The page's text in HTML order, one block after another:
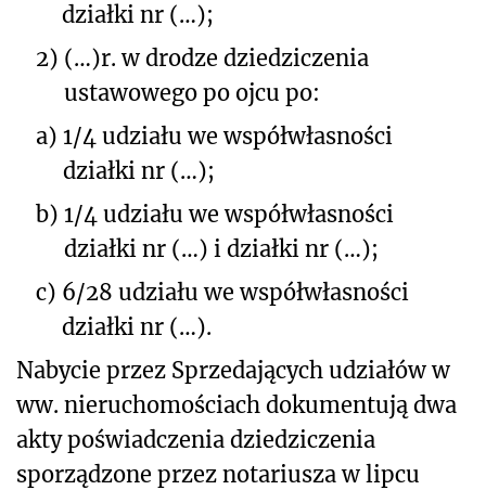
działki nr (…);
2) (…)r. w drodze dziedziczenia
ustawowego po ojcu po:
a) 1/4 udziału we współwłasności
działki nr (…);
b) 1/4 udziału we współwłasności
działki nr (…) i działki nr (…);
c) 6/28 udziału we współwłasności
działki nr (…).
Nabycie przez Sprzedających udziałów w
ww. nieruchomościach dokumentują dwa
akty poświadczenia dziedziczenia
sporządzone przez notariusza w lipcu